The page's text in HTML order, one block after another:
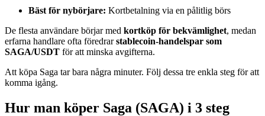
Njut av vinstdelning och kopieringshandelsprovisioner
Bäst för nybörjare: Kortbetalning via en pålitlig börs
De flesta användare börjar med kortköp för bekvämlighet, medan
erfarna handlare ofta föredrarstablecoin-handelspar som
SAGA/USDT för att minska avgifterna.
Att köpa Saga tar bara några minuter. Följ dessa tre enkla steg för att
komma igång.
Hur man köper Saga (SAGA) i 3 steg